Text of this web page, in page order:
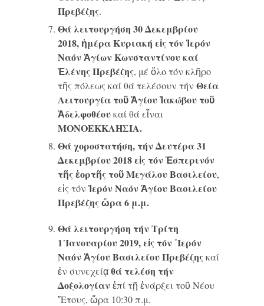
Πρεβέζης.
Θά λειτουργήση 30 Δεκεμβρίου
2018, ἡμέρα Κυριακή εἰς τόν Ἱερόν
Ναόν Ἁγίων Κωνσταντίνου καί
Ἑλένης Πρεβέζης, μέ ὅλο τόν κλῆρο
τῆς πόλεως καί θά τελέσουν τήν Θεία
Λειτουργία τοῦ Ἁγίου Ἰακώβου τοῦ
Ἀδελφοθέουκαί θά εἶναι
ΜΟΝΟΕΚΚΛΗΣΙΑ.
Θά χοροστατήση, τήν Δευτέρα 31
Δεκεμβρίου 2018 εἰς τόν Ἑσπερινόν
τῆς ἑορτῆς τοῦ Μεγάλου Βασιλείου,
εἰς τόν Ἱερόν Ναόν Ἁγίου Βασιλείου
Πρεβέζης ὥρα 6 μ.μ.
Θά λειτουργήση τήν Τρίτη
1᾿Ιανουαρίου 2019, εἰς τόν ῾Ιερόν
Ναόν Ἁγίου Βασιλείου Πρεβέζηςκαί
ἐν συνεχείᾳθά τελέση τήν
Δοξολογίαν ἐπί τῇ ἐνάρξει τοῦ Νέου
῎Ετους, ὥρα 10:30 π.μ.